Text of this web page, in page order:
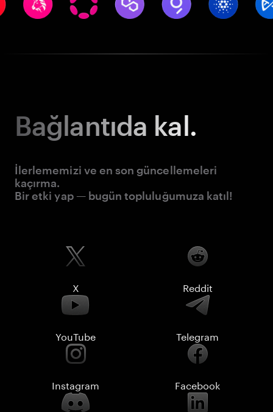
Bağlantıda kal.
İlerlememizi ve en son güncellemeleri
kaçırma.
Bir etki yap — bugün topluluğumuza katıl!
X Reddit
YouTube Telegram
Instagram Facebook